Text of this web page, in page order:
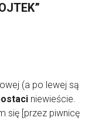
(a po lewej są
niewieście.
się [przez piwnicę